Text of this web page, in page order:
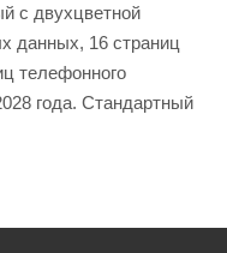
с двухцветной
данных, 16 страниц
телефонного
года. Стандартный